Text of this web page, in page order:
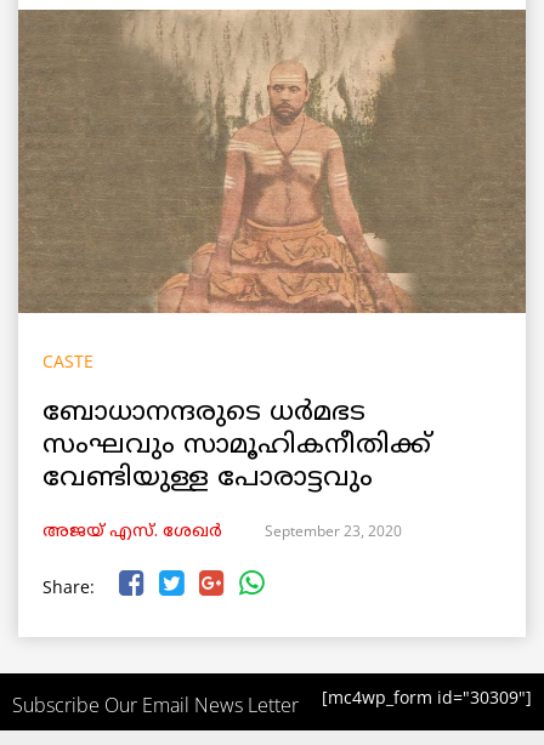
CASTE
ബോധാനന്ദരുടെ ധര്‍മഭട
സംഘവും സാമൂഹികനീതിക്ക്
വേണ്ടിയുള്ള പോരാട്ടവും
അജയ് എസ്. ശേഖര്‍ September 23, 2020
Share:
Subscribe Our Email News Letter [mc4wp_form id="30309"]